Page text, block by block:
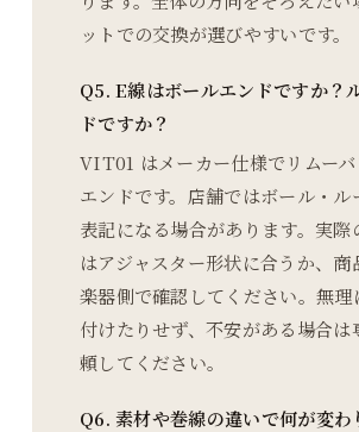
ットでの交換が選びやすいです。
Q5. E線はボールエンドですか？
ドですか？
VIT01 はメーカー仕様でリムー
エンドです。店舗ではボール・ル
表記になる場合があります。実際
はアジャスター形状に合うか、商
楽器側で確認してください。無理
付けたりせず、不安がある場合は
頼してください。
Q6. 素材や巻線の違いで何が変わ